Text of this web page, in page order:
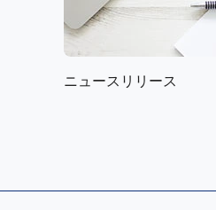
ニュースリリース